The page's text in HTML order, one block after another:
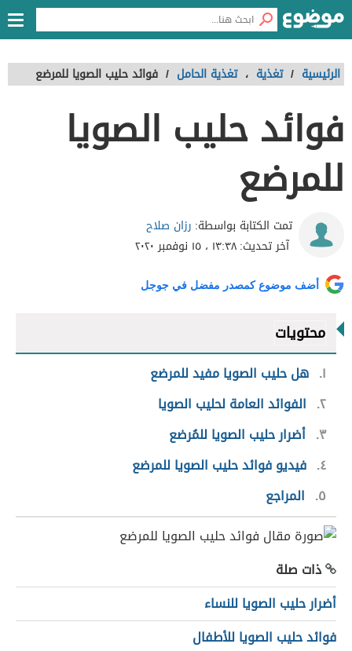
الرئيسية / تغذية ، تغذية الحامل / فوائد حليب الصويا للمرضع
فوائد حليب الصويا
للمرضع
تمت الكتابة بواسطة: رزان صلاح
آخر تحديث:١٣:٣٨ ، ١٥ نوفمبر ٢٠٢٠
أضف موضوع كمصدر مفضل في جوجل
محتويات
١ هل حليب الصويا مفيد للمرضع
٢ الفوائد العامة لحليب الصويا
٣ أضرار حليب الصويا للمُرضع
٤ فيديو فوائد حليب الصويا للمرضع
٥
المراجع
ذات صلة
أضرار حليب الصويا للنساء
فوائد حليب الصويا للأطفال